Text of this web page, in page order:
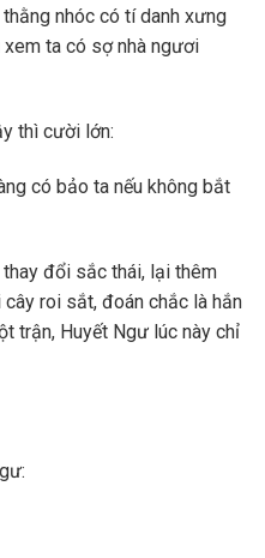
nhóc có tí danh xưng
ta có sợ nhà ngươi
thì cười lớn:
có bảo ta nếu không bắt
đổi sắc thái, lại thêm
roi sắt, đoán chắc là hắn
trận, Huyết Ngư lúc này chỉ